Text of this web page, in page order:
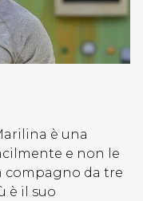
è una
e non le
compagno da tre
è il suo